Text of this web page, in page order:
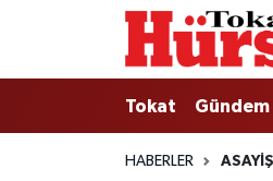
Tokat Gündem
HABERLER ASAYIŞ
Tokat
Türkiye Gündemi
Nöbetçi Eczaneler
Hava Durumu